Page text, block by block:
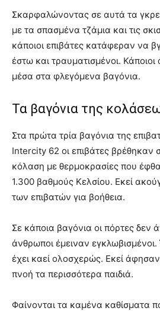
Σκαρφαλώνοντας σε αυτά τα
με τα σπασμένα τζάμια και τις
κάποιοι επιβάτες κατάφεραν να
έστω και τραυματισμένοι.
μέσα στα φλεγόμενα βαγόνια.
Τα βαγόνια της
Στα πρώτα τρία βαγόνια της
Intercity 62 οι επιβάτες βρέθηκαν
κόλαση με θερμοκρασίες που
1.300 βαθμούς Κελσίου. Εκεί
των επιβατών για βοήθεια.
Σε κάποια βαγόνια οι πόρτες δεν
άνθρωποι έμειναν
έχει καεί ολοσχερώς. Εκεί
πνοή τα περισσότερα παιδιά.
Φαίνονται τα καμένα καθίσματα